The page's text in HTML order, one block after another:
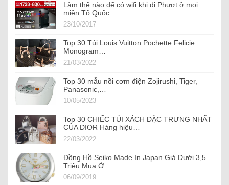
Làm thế nào để có wifi khi đi Phượt ở mọi
miền Tổ Quốc
23/10/2017
Top 30 Túi Louis Vuitton Pochette Felicie
Monogram…
21/03/2022
Top 30 mẫu nồi cơm điện Zojirushi, Tiger,
Panasonic,…
10/05/2023
Top 30 CHIẾC TÚI XÁCH ĐẶC TRƯNG NHẤT
CỦA DIOR Hàng hiệu…
22/03/2022
Đồng Hồ Seiko Made In Japan Giá Dưới 3,5
Triệu Mua Ở…
06/09/2019